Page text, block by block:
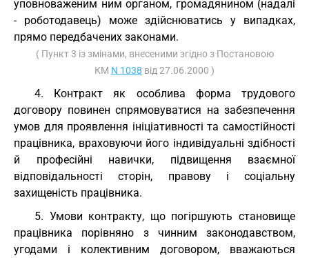
уповноваженим ним органом, громадянином (надалі
- роботодавець) може здійснюватись у випадках,
прямо передбачених законами.
( Пункт 3 із змінами, внесеними згідно з Постановою
КМ N 1038 від 27.06.2000 )
4. Контракт як особлива форма трудового
договору повинен спрямовуватися на забезпечення
умов для проявлення ініціативності та самостійності
працівника, враховуючи його індивідуальні здібності
й професійні навички, підвищення взаємної
відповідальності сторін, правову і соціальну
захищеність працівника.
5. Умови контракту, що погіршують становище
працівника порівняно з чинним законодавством,
угодами і колективним договором, вважаються